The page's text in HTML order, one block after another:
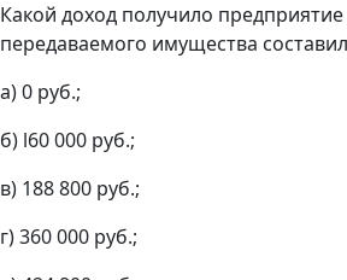
Какой доход получило
передаваемого имущества
а) 0 руб.;
б) l60 000 руб.;
в) 188 800 руб.;
г) 360 000 руб.;